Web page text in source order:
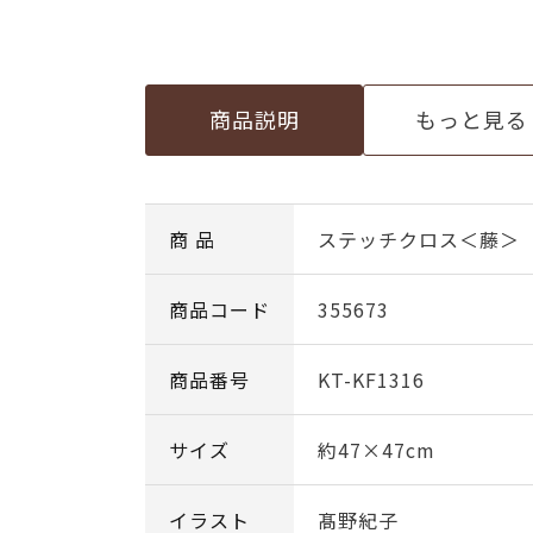
商品説明 もっと見る
商 品 ステッチクロス＜藤＞
商品コード 355673
商品番号 KT-KF1316
サイズ 約47×47cm
イラスト 髙野紀子